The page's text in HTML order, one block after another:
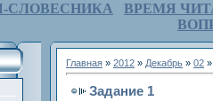
СЛОВЕСНИКА
ВРЕМЯ
Главная » 2012 » Декабрь » 02
Задание 1